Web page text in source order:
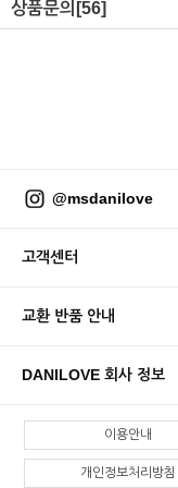
상품문의 [56]
@msdanilove
고객센터
교환 반품 안내
DANILOVE 회사 정보
이용안내
개인정보처리방침